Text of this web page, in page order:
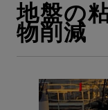
地盤の
物削減